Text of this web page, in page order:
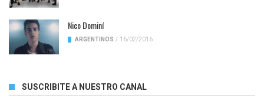
Nico Dominí
ARGENTINOS / 16/02/2016
SUSCRIBITE A NUESTRO CANAL